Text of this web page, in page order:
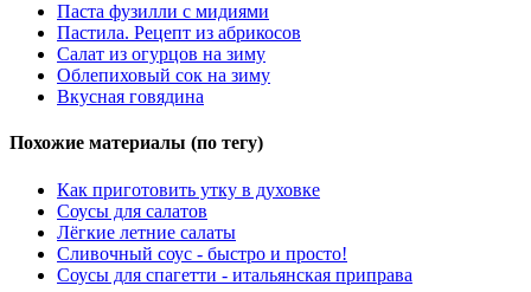
Паста фузилли с мидиями
Пастила. Рецепт из абрикосов
Салат из огурцов на зиму
Облепиховый сок на зиму
Вкусная говядина
Похожие материалы (по тегу)
Как приготовить утку в духовке
Соусы для салатов
Лёгкие летние салаты
Сливочный соус - быстро и просто!
Соусы для спагетти - итальянская приправа